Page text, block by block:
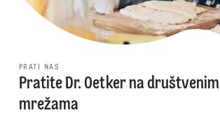
PRATI NAS
Pratite Dr. Oetker na društvenim
mrežama